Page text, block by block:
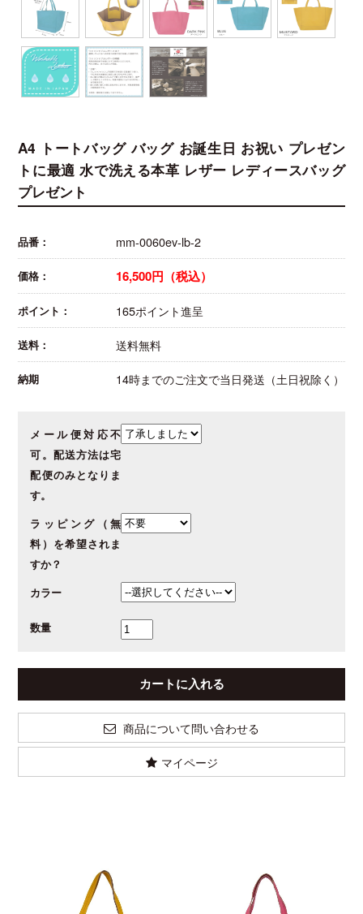
A4 トートバッグ バッグ お誕生日 お祝い プレゼン
トに最適 水で洗える本革 レザー レディースバッグ
プレゼント
品番： mm-0060ev-lb-2
価格： 16,500円（税込）
ポイント： 165ポイント進呈
送料： 送料無料
納期 14時までのご注文で当日発送（土日祝除く）
メール便対応不
可。配送方法は宅
配便のみとなりま
す。
ラッピング（無
料）を希望されま
すか？
カラー
数量
商品について問い合わせる
マイページ